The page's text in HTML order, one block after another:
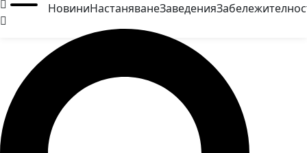
НовиниНастаняванеЗаведения